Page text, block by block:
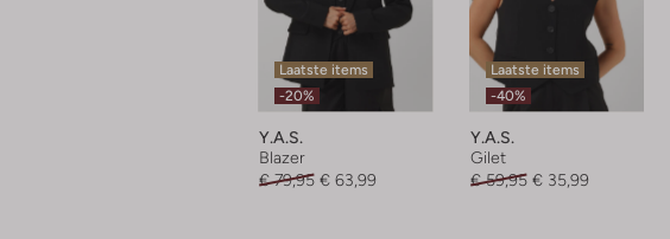
Laatste items
-20%
Y.a.s.
Blazer
€ 79,95 € 63,99
Laatste items
-40%
Y.a.s.
Gilet
€ 59,95 € 35,99